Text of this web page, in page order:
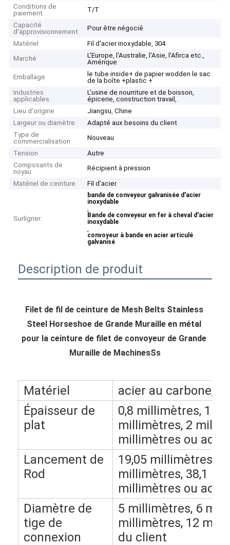
Conditions de
paiement
T/T
Capacité
d'approvisionnement
Pour être négocié
Matériel
Fil d'acier inoxydable, 304
Marché
L'Europe, l'Australie, l'Asie, l'Afirca etc.,
Amérique
Emballage
le tube inside+ de papier wodden le sac
de la boîte +plastic +
Industries
applicables
L'usine de nourriture et de boisson,
épicerie, construction travail,
Lieu d'origine
Jiangsu, Chine
Largeur ou diamètre
Adapté aux besoins du client
Type de
commercialisation
Nouveau
Tension
Autre
Composants de
noyau
Récipient à pression
Matériel de ceinture
Fil d'acier
Surligner:
bande de conveyeur galvanisée d'acier
inoxydable
,
Bande de conveyeur en fer à cheval d'acier
inoxydable
,
convoyeur à bande en acier articulé
galvanisé
Description de produit
Filet de fil de ceinture de Mesh Belts Stainless
Steel Horseshoe de Grande Muraille en métal
pour la ceinture de filet de convoyeur de Grande
Muraille de MachinesSs
Matériel
acier au carbone,
Épaisseur de
plat
0,8 millimètres, 1
millimètres, 2
millimètres ou
Lancement de
Rod
19,05 millimètres,
millimètres, 38,1
millimètres ou
Diamètre de
tige de
connexion
5 millimètres, 6
millimètres, 12
du client